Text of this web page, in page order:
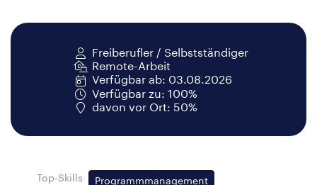
Freiberufler / Selbstständiger
Remote-Arbeit
Verfügbar ab: 03.08.2026
Verfügbar zu: 100%
davon vor Ort: 50%
Top-Skills Programmmanagement